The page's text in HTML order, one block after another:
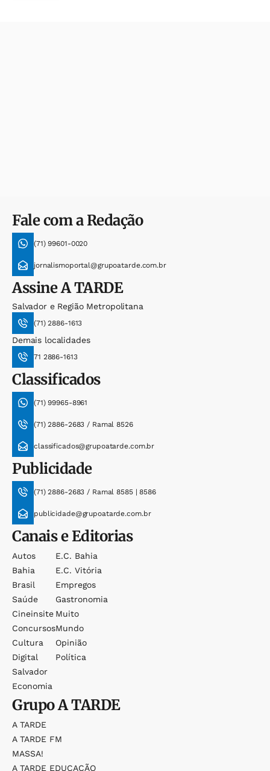
Fale com a Redação
(71) 99601-0020
jornalismoportal@grupoatarde.com.br
AssineA TARDE
Salvador e Região Metropolitana
(71) 2886-1613
Demais localidades
71 2886-1613
Classificados
(71) 99965-8961
(71) 2886-2683 / Ramal 8526
classificados@grupoatarde.com.br
Publicidade
(71) 2886-2683 / Ramal 8585 | 8586
publicidade@grupoatarde.com.br
Canais e Editorias
Autos
Bahia
Brasil
Saúde
Cineinsite
Concursos
Cultura
Digital
Salvador
Economia
E.c. Bahia
E.c. Vitória
Empregos
Gastronomia
Muito
Mundo
Opinião
Política
GrupoA TARDE
A TARDE
A TARDE FM
MASSA!
A TARDE EDUCAÇÃO